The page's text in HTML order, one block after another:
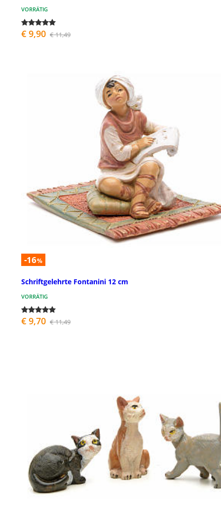
VORRÄTIG
€ 9,90 € 11,49
-16%
Schriftgelehrte Fontanini 12 cm
VORRÄTIG
€ 9,70 € 11,49